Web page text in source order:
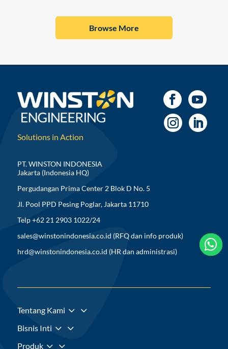
Browse More
Solutions in Action

PT. WINSTON INDONESIA
Jakarta (Indonesia HQ)
Pergudangan Prima Center 2 Blok D No. 5
Jl. Pool PPD Pesing Poglar, Jakarta 11710
Telp +62 21 2903 1022/24
sales@winstonindonesia.co.id (RFQ dan info produk)
hrd@winstonindonesia.co.id (HR dan administrasi) 
Tentang Kami 3
Bisnis Inti 3
Produk 3
